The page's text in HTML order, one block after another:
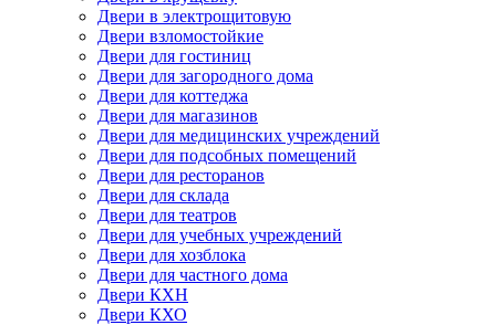
Двери в электрощитовую
Двери взломостойкие
Двери для гостиниц
Двери для загородного дома
Двери для коттеджа
Двери для магазинов
Двери для медицинских учреждений
Двери для подсобных помещений
Двери для ресторанов
Двери для склада
Двери для театров
Двери для учебных учреждений
Двери для хозблока
Двери для частного дома
Двери КХН
Двери КХО